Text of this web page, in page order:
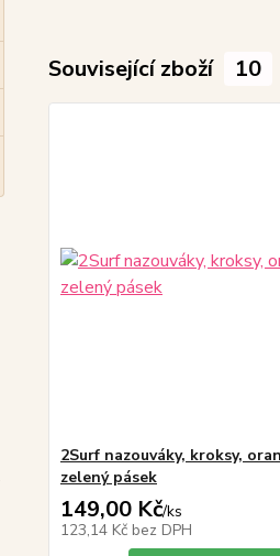
Související zboží 10
2Surf nazouváky, kroksy,
zelený pásek
149,00 Kč/ks
123,14 Kč bez DPH